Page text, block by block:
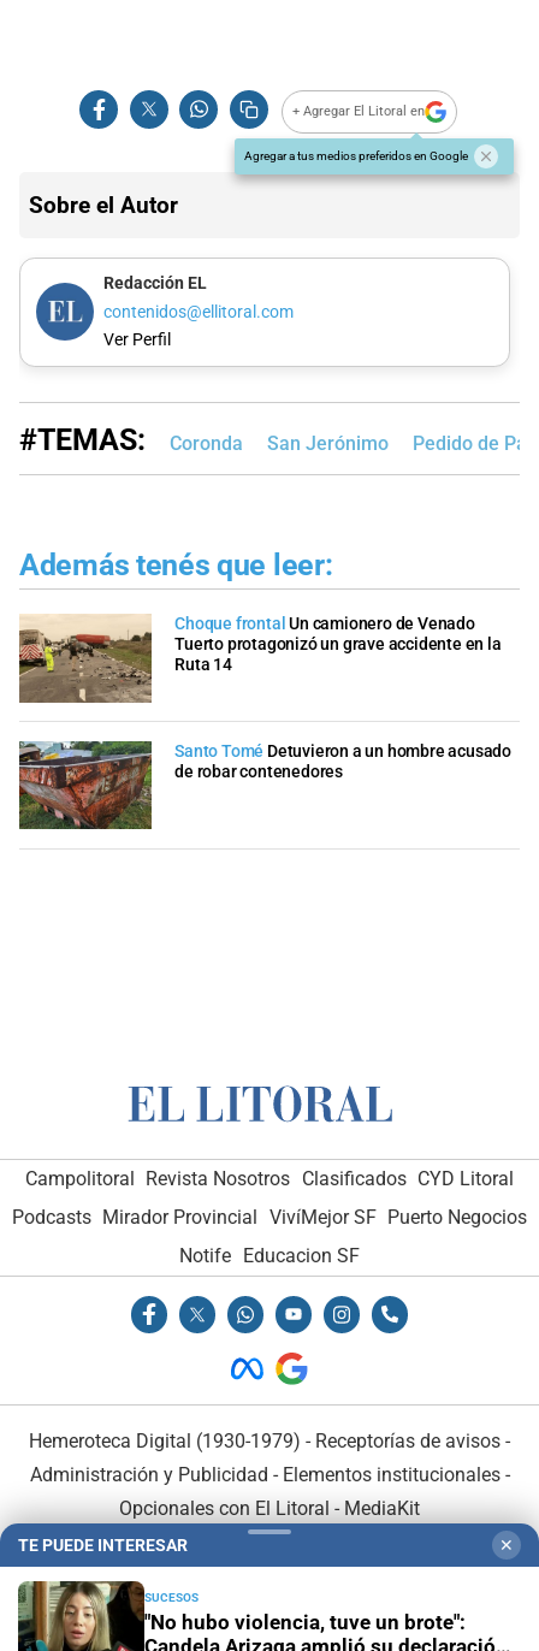
+ Agregar El Litoral en
Agregar a tus medios preferidos en Google
Sobre el Autor
Redacción EL
contenidos@ellitoral.com
Ver Perfil
#TEMAS: Coronda San Jerónimo Pedido de
Además tenés que leer:
Choque frontalUn camionero de Venado
Tuerto protagonizó un grave accidente en la
Ruta 14
Santo Tomé Detuvieron a un hombre acusado
de robar contenedores
Campolitoral Revista Nosotros Clasificados CYD Litoral
Podcasts Mirador Provincial VivíMejor SF Puerto Negocios
Notife Educacion SF
Hemeroteca Digital (1930-1979) - Receptorías de avisos -
Administración y Publicidad - Elementos institucionales-
Opcionales con El Litoral - MediaKit
TE PUEDE INTERESAR ✕
SUCESOS
"No hubo violencia, tuve un brote":
Candela Arizaga amplió su declaración